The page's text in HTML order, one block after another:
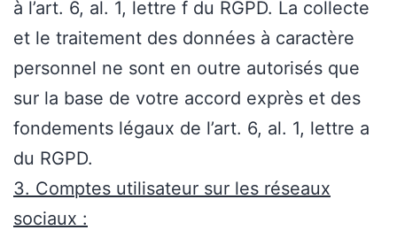
à l’art. 6, al. 1, lettre f du RGPD. La collecte
et le traitement des données à caractère
personnel ne sont en outre autorisés que
sur la base de votre accord exprès et des
fondements légaux de l’art. 6, al. 1, lettre a
du RGPD.
3. Comptes utilisateur sur les réseaux
sociaux :